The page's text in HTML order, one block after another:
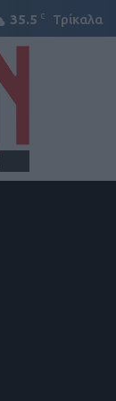
35.5 C Τρίκαλα